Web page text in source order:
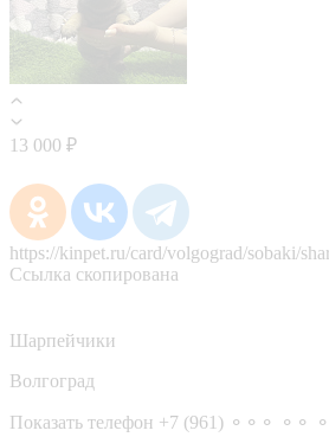
13 000 ₽
https://kinpet.ru/card/volgograd/sobaki/
Ссылка скопирована
Шарпейчики
Волгоград
Показать телефон +7 (961) ⚬⚬⚬ ⚬⚬